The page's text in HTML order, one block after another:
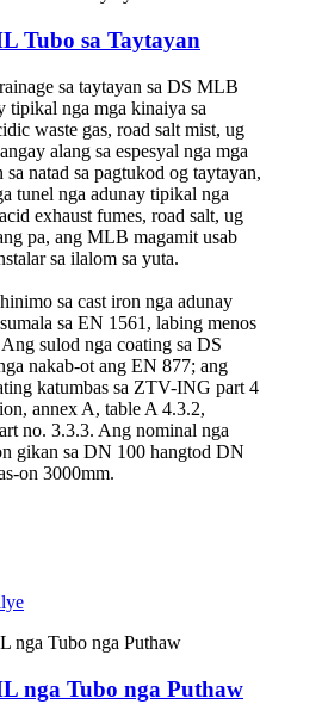
Tubo sa Taytayan
sa taytayan sa DS MLB
tipikal nga mga kinaiya sa
waste gas, road salt mist, ug
alang sa espesyal nga mga
natad sa pagtukod og taytayan,
tunel nga adunay tipikal nga
exhaust fumes, road salt, ug
pa, ang MLB magamit usab
sa ilalom sa yuta.
sa cast iron nga adunay
sa EN 1561, labing menos
sulod nga coating sa DS
nakab-ot ang EN 877; ang
katumbas sa ZTV-ING part 4
annex A, table A 4.3.2,
no. 3.3.3. Ang nominal nga
gikan sa DN 100 hangtod DN
on 3000mm.
nga Tubo nga Puthaw